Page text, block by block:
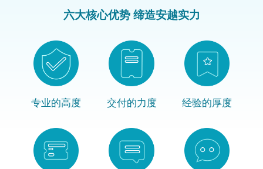
六大核心优势 缔造安越实力
专业的高度 交付的力度 经验的厚度